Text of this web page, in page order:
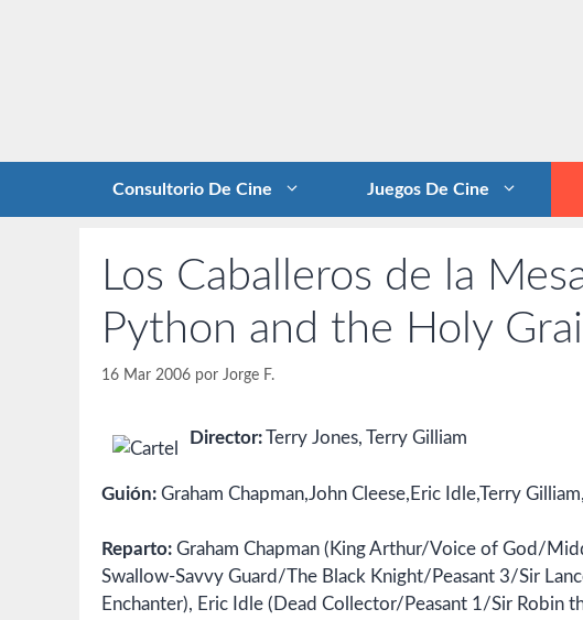
Consultorio De Cine Juegos De Cine
Los Caballeros de la
Python and the Holy
16 Mar 2006 por Jorge F.
Director:Terry Jones, Terry Gilliam
Guión: Graham Chapman,John Cleese,Eric Idle,Terry
Reparto: Graham Chapman (King Arthur/Voice of God/
Swallow-Savvy Guard/The Black Knight/Peasant 3/Sir
Enchanter), Eric Idle (Dead Collector/Peasant 1/Sir Robin